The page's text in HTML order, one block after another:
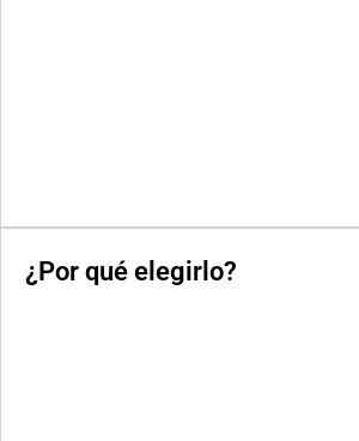
¿Por qué elegirlo?